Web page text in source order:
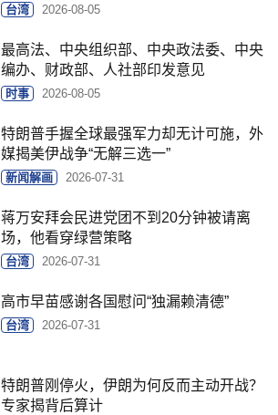
台湾 2026-08-05
最高法、中央组织部、中央政法委、中央
编办、财政部、人社部印发意见
时事 2026-08-05
特朗普手握全球最强军力却无计可施，外
媒揭美伊战争“无解三选一”
新闻解画 2026-07-31
蒋万安拜会民进党团不到20分钟被请离
场，他看穿绿营策略
台湾 2026-07-31
高市早苗感谢各国慰问“独漏赖清德”
台湾 2026-07-31
特朗普刚停火，伊朗为何反而主动开战？
专家揭背后算计